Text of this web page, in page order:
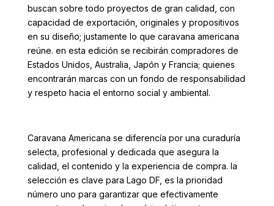
buscan sobre todo proyectos de gran calidad, con
capacidad de exportación, originales y propositivos
en su diseño; justamente lo que caravana americana
reúne. en esta edición se recibirán compradores de
Estados Unidos, Australia, Japón y Francia; quienes
encontrarán marcas con un fondo de responsabilidad
y respeto hacia el entorno social y ambiental.
Caravana Americana se diferencía por una curaduría
selecta, profesional y dedicada que asegura la
calidad, el contenido y la experiencia de compra. la
selección es clave para Lago DF, es la prioridad
número uno para garantizar que efectivamente